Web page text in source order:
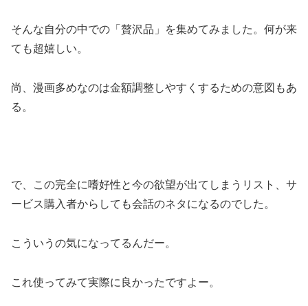
そんな自分の中での「贅沢品」を集めてみました。何が来
ても超嬉しい。
尚、漫画多めなのは金額調整しやすくするための意図もあ
る。
で、この完全に嗜好性と今の欲望が出てしまうリスト、サ
ービス購入者からしても会話のネタになるのでした。
こういうの気になってるんだー。
これ使ってみて実際に良かったですよー。